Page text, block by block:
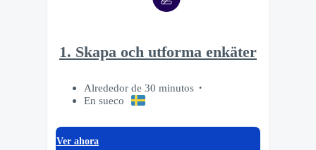
1. Skapa och utforma enkäter
Alrededor de 30 minutos
En sueco
Ver ahora